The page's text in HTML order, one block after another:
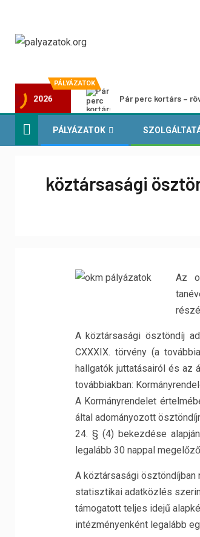
PÁLYÁZATOK
2026 Pár perc kortárs –
PÁLYÁZATOK
köztársasági
Az
A köztársasági ösztöndíj
CXXXIX. törvény (a
hallgatók juttatásairól és az
továbbiakban:
A Kormányrendelet
által adományozott
24. § (4) bekezdése
legalább 30 nappal
A köztársasági
statisztikai adatközlés
támogatott teljes idejű
intézményenként legalább